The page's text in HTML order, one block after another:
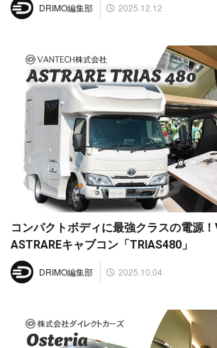
DRIMO編集部 2025.12.12
コンパクトボディに最強クラスの電源！
ASTRAREキャブコン「TRIAS480」
DRIMO編集部 2025.10.04